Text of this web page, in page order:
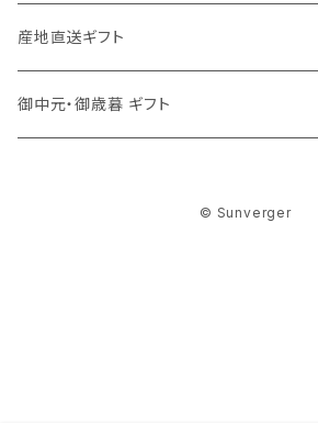
洗剤
ろくさん亭 道場六三郎 フリーズドライ ギフト
洗剤
MY HEART
舞心
産地直送ギフト
御中元・御歳暮 ギフト
© Sunverger